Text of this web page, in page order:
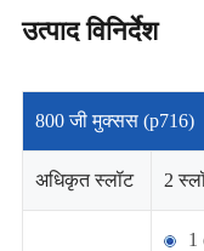
उत्पाद विनिर्देश
800 जी मुक्सस (p716)
अधिकृत स्लॉट 2
1